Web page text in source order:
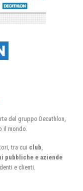
del gruppo Decathlon,
mondo.
tra cui club
pubbliche e aziende
e clienti.